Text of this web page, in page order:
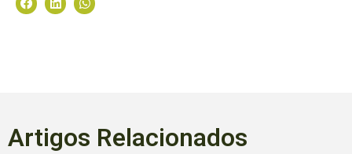
Artigos Relacionados